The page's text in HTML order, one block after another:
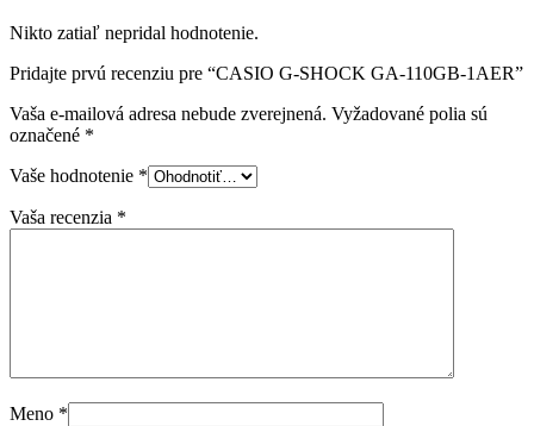
Nikto zatiaľ nepridal hodnotenie.
Pridajte prvú recenziu pre “CASIO G-SHOCK GA-110GB-1AER”
Vaša e-mailová adresa nebude zverejnená. Vyžadované polia sú
označené *
Vaše hodnotenie *
Vaša recenzia *
Meno *